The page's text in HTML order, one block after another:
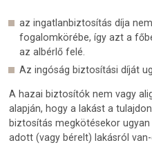
az ingatlanbiztosítás díja
fogalomkörébe, így azt a
az albérlő felé.
Az ingóság biztosítási díját
A hazai biztosítók nem vagy
alapján, hogy a lakást a
biztosítás megkötésekor
adott (vagy bérelt) lakásról